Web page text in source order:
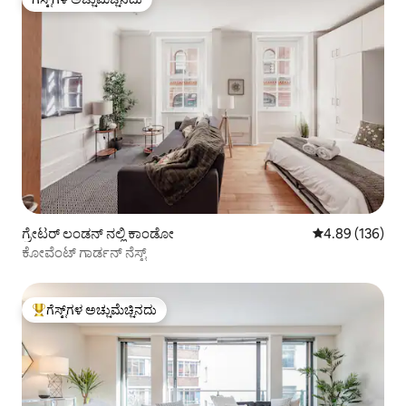
ಗೆಸ್ಟ್‌ಗಳ ಅಚ್ಚುಮೆಚ್ಚಿನದು
ಗ್ರೇಟರ್ ಲಂಡನ್ ನಲ್ಲಿ ಕಾಂಡೋ 5 ರಲ್ಲಿ 4.89
4.89 (136)
ಕೋವೆಂಟ್ ಗಾರ್ಡನ್ ನೆಸ್ಟ್
ಗೆಸ್ಟ್‌ಗಳಿಗೆ ಅತಿ ಹೆಚ್ಚು ಅಚ್ಚುಮೆಚ್ಚಿನದು
ಗೆಸ್ಟ್‌ಗಳ ಅಚ್ಚುಮೆಚ್ಚಿನದು